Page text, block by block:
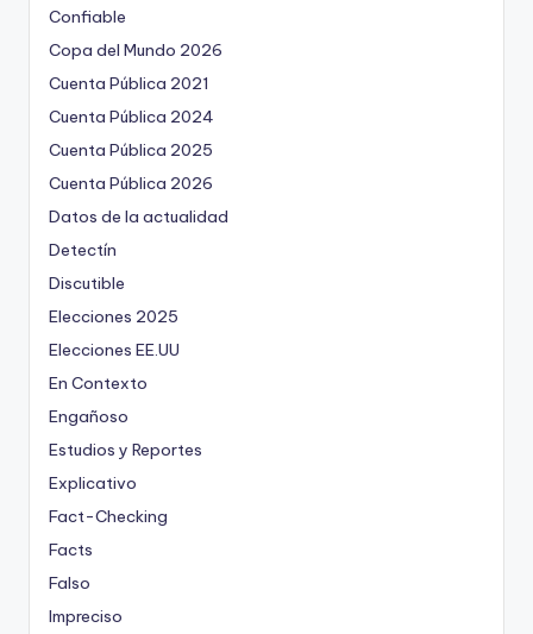
Confiable
Copa del Mundo 2026
Cuenta Pública 2021
Cuenta Pública 2024
Cuenta Pública 2025
Cuenta Pública 2026
Datos de la actualidad
Detectín
Discutible
Elecciones 2025
Elecciones EE.UU
En Contexto
Engañoso
Estudios y Reportes
Explicativo
Fact-Checking
Facts
Falso
Impreciso